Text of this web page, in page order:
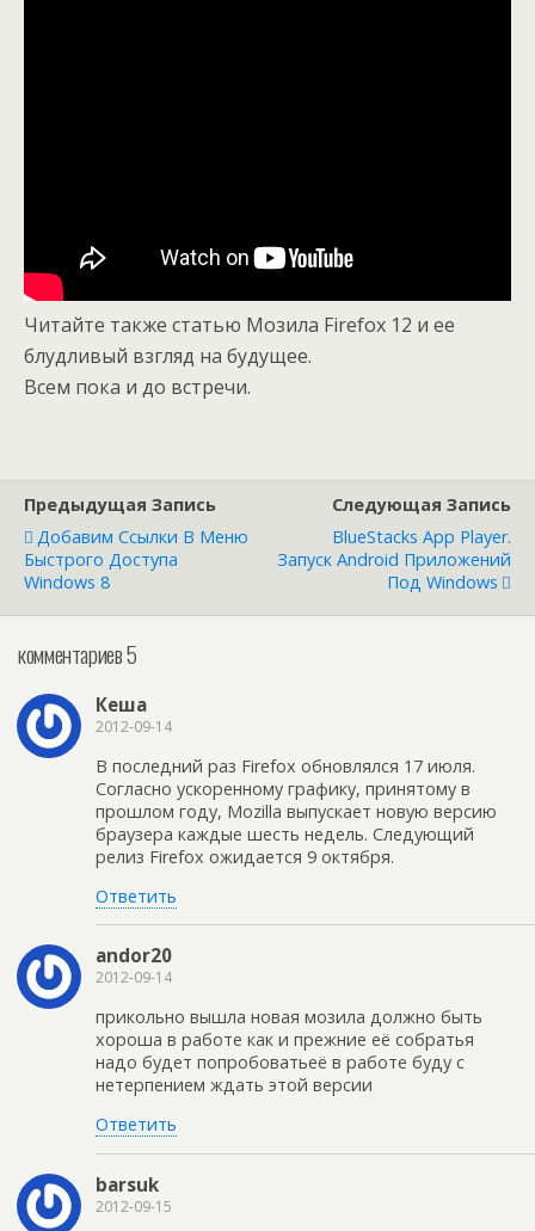
Читайте также статью Мозила Firefox 12 и ее
блудливый взгляд на будущее.
Всем пока и до встречи.
Предыдущая Запись
Добавим Ссылки В Меню
Быстрого Доступа
Windows 8
Следующая Запись
BlueStacks App Player.
Запуск Android Приложений
Под Windows
комментариев 5
Кеша
2012-09-14
В последний раз Firefox обновлялся 17 июля.
Согласно ускоренному графику, принятому в
прошлом году, Mozilla выпускает новую версию
браузера каждые шесть недель. Следующий
релиз Firefox ожидается 9 октября.
Ответить
andor20
2012-09-14
прикольно вышла новая мозила должно быть
хороша в работе как и прежние её собратья
надо будет попробоватьеё в работе буду с
нетерпением ждать этой версии
Ответить
barsuk
2012-09-15